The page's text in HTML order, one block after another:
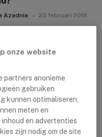
Azadnia 23 februari 2018
onze website
partners anonieme
gebruiken
kunnen optimaliseren,
meten en
en advertenties
zijn nodig om de site